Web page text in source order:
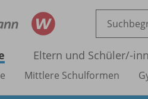
Eltern und Schüler/-
Mittlere Schulformen